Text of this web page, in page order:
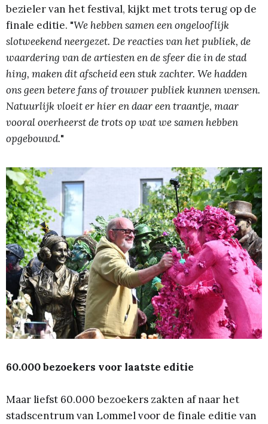
bezieler van het festival, kijkt met trots terug op de
finale editie. "We hebben samen een ongelooflijk
slotweekend neergezet. De reacties van het publiek, de
waardering van de artiesten en de sfeer die in de stad
hing, maken dit afscheid een stuk zachter. We hadden
ons geen betere fans of trouwer publiek kunnen wensen.
Natuurlijk vloeit er hier en daar een traantje, maar
vooral overheerst de trots op wat we samen hebben
opgebouwd."
60.000 bezoekers voor laatste editie
Maar liefst 60.000 bezoekers zakten af naar het
stadscentrum van Lommel voor de finale editie van